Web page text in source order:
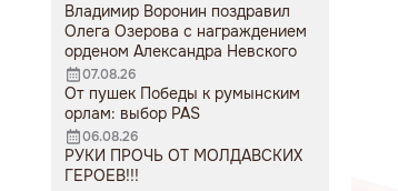
Владимир Воронин поздравил
Олега Озерова с награждением
орденом Александра Невского
07.08.26
От пушек Победы к румынским
орлам: выбор PAS
06.08.26
РУКИ ПРОЧЬ ОТ МОЛДАВСКИХ
ГЕРОЕВ!!!